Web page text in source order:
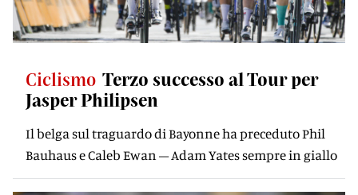
Ciclismo Terzo successo al Tour per
Jasper Philipsen
Il belga sul traguardo di Bayonne ha preceduto Phil
Bauhaus e Caleb Ewan – Adam Yates sempre in giallo